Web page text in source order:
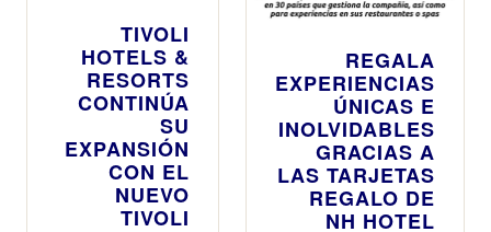
TIVOLI
HOTELS &
RESORTS
CONTINÚA
SU
EXPANSIÓN
CON EL
NUEVO
TIVOLI
REGALA
EXPERIENCIAS
ÚNICAS E
INOLVIDABLES
GRACIAS A
LAS TARJETAS
REGALO DE
NH HOTEL